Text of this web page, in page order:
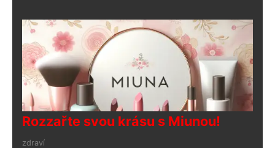
Rozzařte svou krásu s Miunou!
zdraví